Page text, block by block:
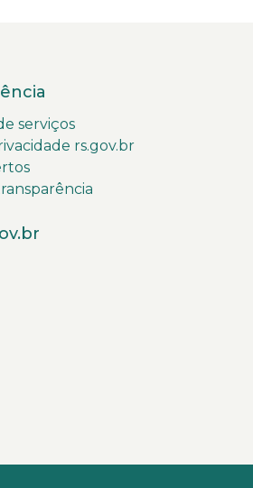
serviços
rs.gov.br